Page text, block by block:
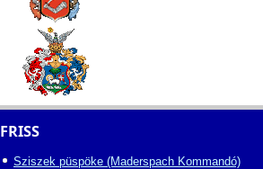
FRISS
Sziszek püspöke (Maderspach Kommandó)